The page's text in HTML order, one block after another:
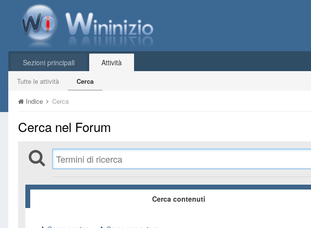
Sezioni principali Attività
Tutte le attività Cerca
Indice Cerca
Cerca nel Forum
Cerca contenuti